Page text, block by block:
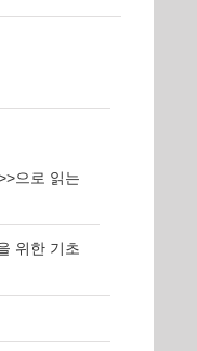
으로 읽는
위한 기초